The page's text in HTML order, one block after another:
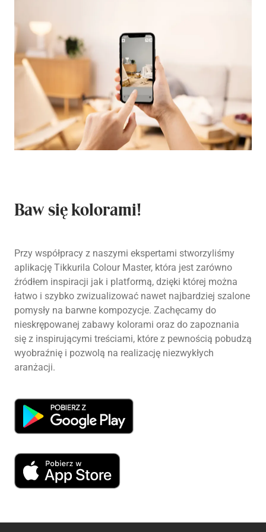
Baw się kolorami!
Przy współpracy z naszymi ekspertami stworzyliśmy
aplikację Tikkurila Colour Master, która jest zarówno
źródłem inspiracji jak i platformą, dzięki której można
łatwo i szybko zwizualizować nawet najbardziej szalone
pomysły na barwne kompozycje. Zachęcamy do
nieskrępowanej zabawy kolorami oraz do zapoznania
się z inspirującymi treściami, które z pewnością pobudzą
wyobraźnię i pozwolą na realizację niezwykłych
aranżacji.